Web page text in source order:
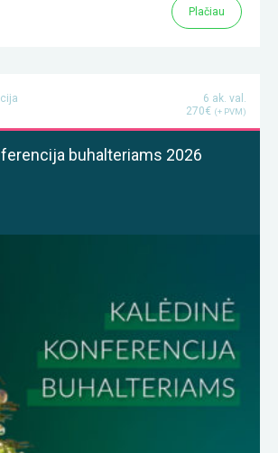
Plačiau
6 ak. val.
270€ (+ PVM)
buhalteriams 2026